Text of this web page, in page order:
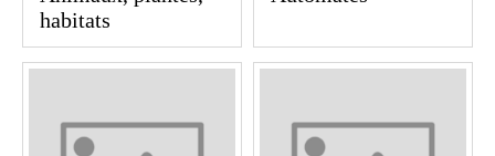
habitats